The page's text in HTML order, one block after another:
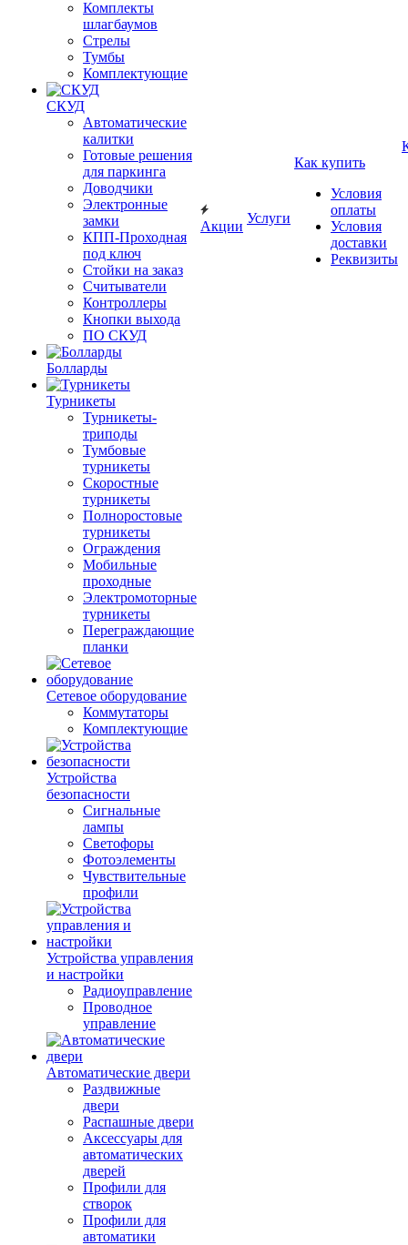
Комплекты
шлагбаумов
Стрелы
Тумбы
Комплектующие
СКУД
Автоматические
калитки
Готовые решения
для паркинга
Доводчики
Электронные
замки
КПП-Проходная
под ключ
Стойки на заказ
Считыватели
Контроллеры
Кнопки выхода
ПО СКУД
Болларды
Турникеты
Турникеты-
триподы
Тумбовые
турникеты
Скоростные
турникеты
Полноростовые
турникеты
Ограждения
Мобильные
проходные
Электромоторные
турникеты
Переграждающие
планки
Сетевое оборудование
Коммутаторы
Комплектующие
Устройства
безопасности
Сигнальные
лампы
Светофоры
Фотоэлементы
Чувствительные
профили
Устройства управления
и настройки
Радиоуправление
Проводное
управление
Автоматические двери
Раздвижные
двери
Распашные двери
Аксессуары для
автоматических
дверей
Профили для
створок
Профили для
автоматики
Акции
Услуги
Как купить
Условия
оплаты
Условия
доставки
Реквизиты